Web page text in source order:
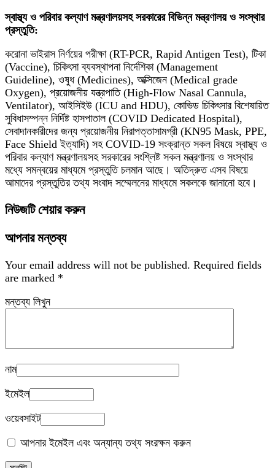
স্বাস্থ্য ও পরিবার কল্যাণ মন্ত্রণালয়সহ সরকারের বিভিন্ন মন্ত্রণালয় ও সংস্থার
প্রস্তুতি:
করোনা ভাইরাস নির্ণয়ের পরীক্ষা (RT-PCR, Rapid Antigen Test), টিকা
(Vaccine), চিকিৎসা ব্যবস্থাপনা নির্দেশিকা (Management
Guideline), ওষুধ (Medicines), অক্সিজেন (Medical grade
Oxygen), প্রয়োজনীয় যন্ত্রপাতি (High-Flow Nasal Cannula,
Ventilator), আইসিইউ (ICU and HDU), কোভিড চিকিৎসার বিশেষায়িত
সুবিধাসম্পন্ন নির্দিষ্ট হাসপাতাল (COVID Dedicated Hospital),
সেবাদানকারীদের জন্য প্রয়োজনীয় নিরাপত্তাসামগ্রী (KN95 Mask, PPE,
Face Shield ইত্যাদি) সহ COVID-19 সংক্রান্ত সকল বিষয়ে স্বাস্থ্য ও
পরিবার কল্যাণ মন্ত্রণালয়সহ সরকারের সংশ্লিষ্ট সকল মন্ত্রণালয় ও সংস্থার
মধ্যে সমন্বয়ের মাধ্যমে প্রস্তুতি চলমান আছে। অতিদ্রুত এসব বিষয়ে
আমাদের প্রস্তুতির তথ্য সংবাদ সম্মেলনের মাধ্যমে সকলকে জানানো হবে।
নিউজটি শেয়ার করুন
আপনার মন্তব্য
Your email address will not be published. Required fields
are marked *
মন্তব্য লিখুন
নাম
ইমেইল
ওয়েবসাইট
আপনার ইমেইল এবং অন্যান্য তথ্য সংরক্ষন করুন